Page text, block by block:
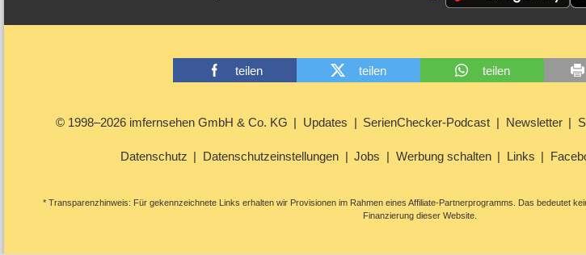
teilen teilen teilen
© 1998–2026 imfernsehen GmbH & Co. KG Updates SerienChecker-Podcast Newsletter
Datenschutz Datenschutzeinstellungen Jobs Werbung schalten Links
* Transparenzhinweis: Für gekennzeichnete Links erhalten wir Provisionen im Rahmen eines Affiliate-Partnerprogramms. Das bedeutet
Finanzierung dieser Website.